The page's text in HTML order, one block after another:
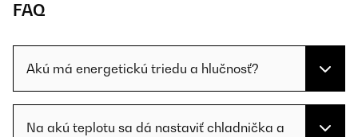
FAQ
Akú má energetickú triedu a hlučnosť?
Na akú teplotu sa dá nastaviť chladnička a